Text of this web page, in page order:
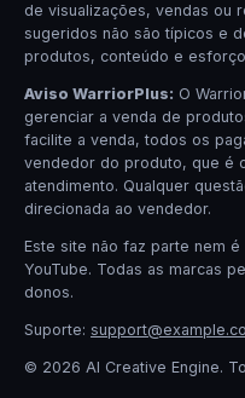
de visualizações, vendas ou
sugeridos não são típicos e
produtos, conteúdo e
Aviso WarriorPlus: O
gerenciar a venda de
facilite a venda, todos os
vendedor do produto, que é
atendimento. Qualquer
direcionada ao vendedor.
Este site não faz parte nem
YouTube. Todas as marcas
donos.
Suporte:
© 2026 AI Creative Engine.